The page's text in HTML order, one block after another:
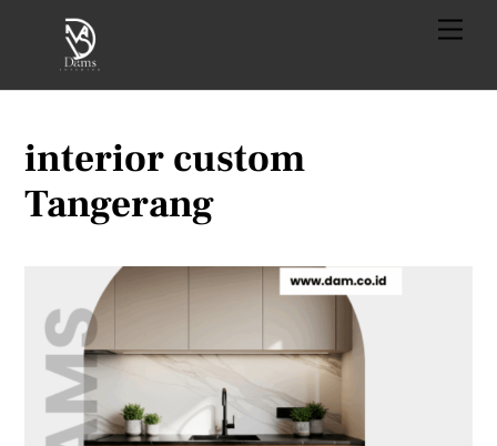
Menu
interior custom
Tangerang